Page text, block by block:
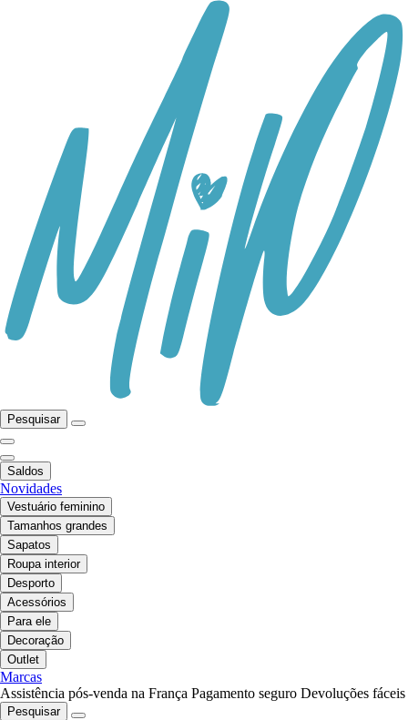
Pesquisar
Saldos
Novidades
Vestuário feminino
Tamanhos grandes
Sapatos
Roupa interior
Desporto
Acessórios
Para ele
Decoração
Outlet
Marcas
Assistência pós-venda na França Pagamento seguro Devoluções fáceis
Pesquisar